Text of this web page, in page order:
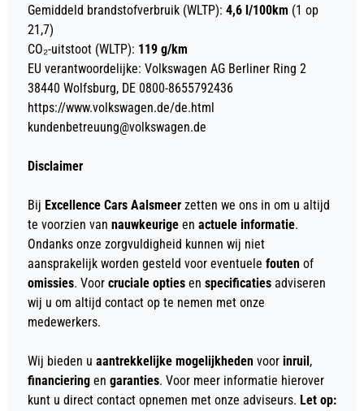
Gemiddeld brandstofverbruik (WLTP): 4,6 l/100km (1 op
21,7)
CO₂-uitstoot (WLTP): 119 g/km
EU verantwoordelijke: Volkswagen AG Berliner Ring 2
38440 Wolfsburg, DE 0800-8655792436
https://www.volkswagen.de/de.html
kundenbetreuung@volkswagen.de
Disclaimer
Bij Excellence Cars Aalsmeer zetten we ons in om u altijd
te voorzien van nauwkeurige en actuele informatie.
Ondanks onze zorgvuldigheid kunnen wij niet
aansprakelijk worden gesteld voor eventuele fouten of
omissies. Voor cruciale opties en specificaties adviseren
wij u om altijd contact op te nemen met onze
medewerkers.
Wij bieden u aantrekkelijke mogelijkheden voor inruil,
financiering en garanties. Voor meer informatie hierover
kunt u direct contact opnemen met onze adviseurs. Let op: